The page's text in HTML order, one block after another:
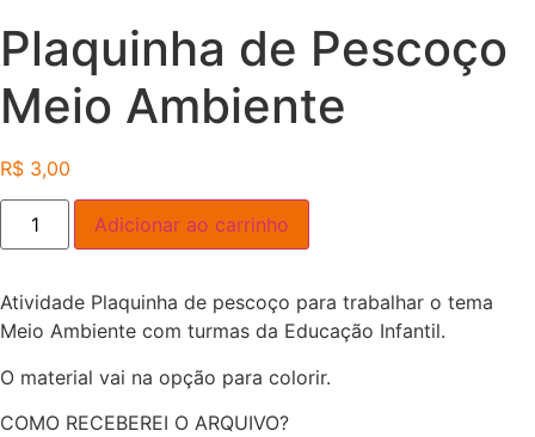
Plaquinha de Pescoço
Meio Ambiente
R$ 3,00
Plaquinha
Pescoço
quantidade
Adicionar ao carrinho
Atividade Plaquinha de pescoço para trabalhar o tema
Meio Ambiente com turmas da Educação Infantil.
O material vai na opção para colorir.
COMO RECEBEREI O ARQUIVO?